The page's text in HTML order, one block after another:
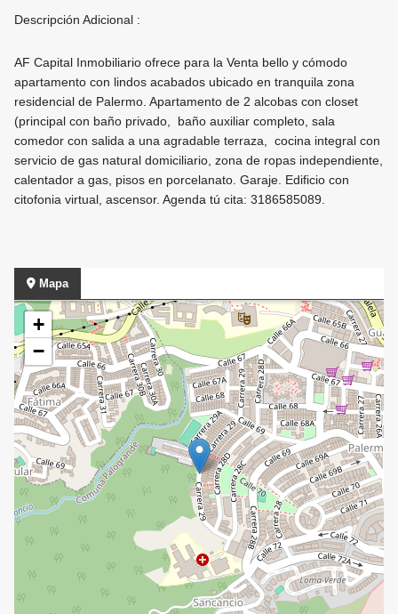
Descripción Adicional :
AF Capital Inmobiliario ofrece para la Venta bello y cómodo
apartamento con lindos acabados ubicado en tranquila zona
residencial de Palermo. Apartamento de 2 alcobas con closet
(principal con baño privado, baño auxiliar completo, sala
comedor con salida a una agradable terraza, cocina integral con
servicio de gas natural domiciliario, zona de ropas independiente,
calentador a gas, pisos en porcelanato. Garaje. Edificio con
citofonia virtual, ascensor. Agenda tú cita: 3186585089.
Mapa
+
−